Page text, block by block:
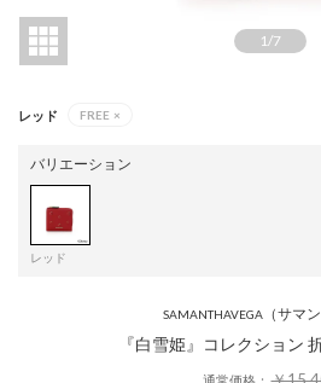
1/7
レッド FREE ×
バリエーション
レッド
SAMANTHAVEGA（サマン
『白雪姫』コレクション